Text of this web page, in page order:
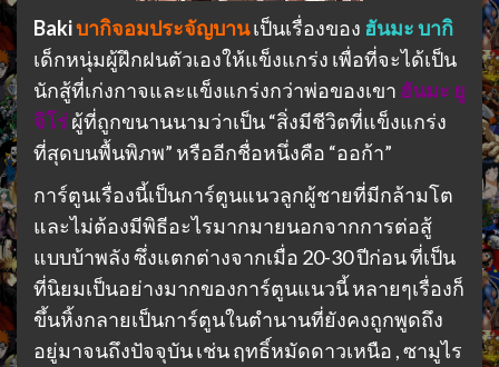
Bakiบากิจอมประจัญบานเป็นเรื่องของ ฮันมะ บากิ
เด็กหนุ่มผู้ฝึกฝนตัวเองให้แข็งแกร่ง เพื่อที่จะได้เป็น
นักสู้ที่เก่งกาจและแข็งแกร่งกว่าพ่อของเขา ฮันมะ ยู
จิโร่ผู้ที่ถูกขนานนามว่าเป็น “สิ่งมีชีวิตที่แข็งแกร่ง
ที่สุดบนพื้นพิภพ” หรืออีกชื่อหนึ่งคือ “ออก้า”
การ์ตูนเรื่องนี้เป็นการ์ตูนแนวลูกผู้ชายที่มีกล้ามโต
และไม่ต้องมีพิธีอะไรมากมายนอกจากการต่อสู้
แบบบ้าพลัง ซึ่งแตกต่างจากเมื่อ 20-30 ปีก่อน ที่เป็น
ที่นิยมเป็นอย่างมากของการ์ตูนแนวนี้ หลายๆเรื่องก็
ขึ้นหิ้งกลายเป็นการ์ตูนในตำนานที่ยังคงถูกพูดถึง
อยู่มาจนถึงปัจจุบัน เช่น ฤทธิ์หมัดดาวเหนือ , ซามูไร